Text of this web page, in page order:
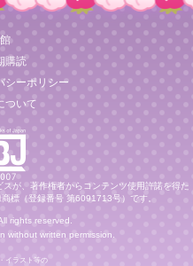
購読
シーポリシー
ついて
が、著作権者からコンテンツ使用許諾を得た
標（登録番号 第6091713号）です。
rights reserved.
without written permission.
イラスト等の